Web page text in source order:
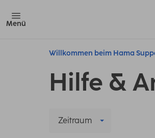
Menü
Willkommen beim Hama
Hilfe &
Zeitraum